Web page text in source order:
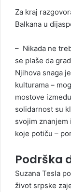
Za kraj
Balkana u
– Nikada ne
se plaše da
Njihova snaga
kulturama –
mostove
solidarnost su
svojim
koje potiču –
Podrška
Suzana Tesla
život srpske